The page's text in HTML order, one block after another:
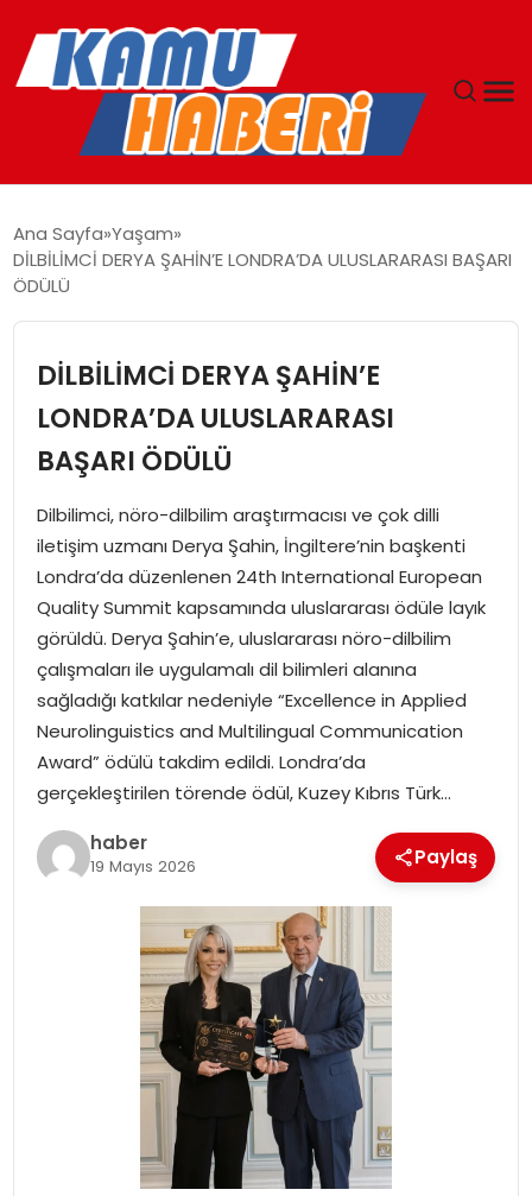
YAŞAM
EKONOMI
SPOR
TEKNOLOJI
EĞITIM
GENEL
Ana Sayfa Yaşam
DİLBİLİMCİ DERYA ŞAHİN’E LONDRA’DA ULUSLARARASI BAŞARI
ÖDÜLÜ
DİLBİLİMCİ DERYA ŞAHİN’E
LONDRA’DA ULUSLARARASI
BAŞARI ÖDÜLÜ
Dilbilimci, nöro-dilbilim araştırmacısı ve çok dilli
iletişim uzmanı Derya Şahin, İngiltere’nin başkenti
Londra’da düzenlenen 24th International European
Quality Summit kapsamında uluslararası ödüle layık
görüldü. Derya Şahin’e, uluslararası nöro-dilbilim
çalışmaları ile uygulamalı dil bilimleri alanına
sağladığı katkılar nedeniyle “Excellence in Applied
Neurolinguistics and Multilingual Communication
Award” ödülü takdim edildi. Londra’da
gerçekleştirilen törende ödül, Kuzey Kıbrıs Türk…
haber
19 Mayıs 2026 Paylaş